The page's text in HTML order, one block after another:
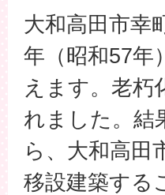
大和高田市幸
年（昭和57年
えます。老朽
れました。結
ら、大和高田
移設建築する